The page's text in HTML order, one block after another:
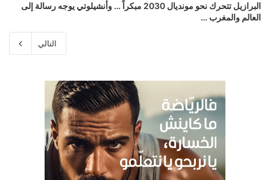
البرازيل تتحرك نحو مونديال 2030 مبكراً … وأنشيلوتي يوجه رسالة إلى
العالم والمغرب …
التالي